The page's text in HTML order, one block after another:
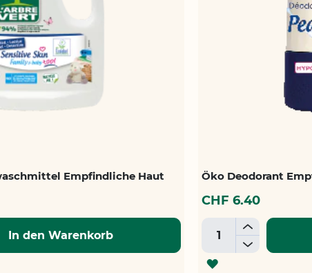
Empfindliche Haut
In den Warenkorb
Öko Deodorant
CHF 6.40
+
-
ZUR